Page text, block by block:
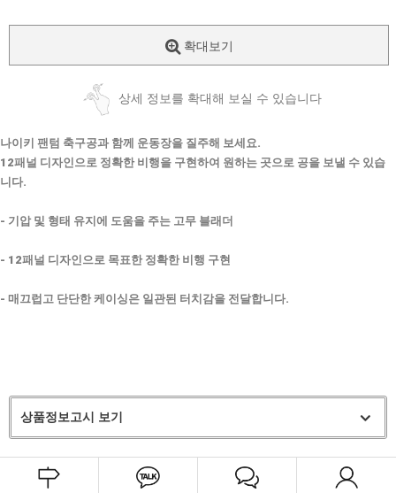
확대보기
상세 정보를 확대해 보실 수 있습니다
나이키 팬텀 축구공과 함께 운동장을 질주해 보세요.
12패널 디자인으로 정확한 비행을 구현하여 원하는 곳으로 공을 보낼 수 있습
니다.
- 기압 및 형태 유지에 도움을 주는 고무 블래더
- 12패널 디자인으로 목표한 정확한 비행 구현
- 매끄럽고 단단한 케이싱은 일관된 터치감을 전달합니다.
상품정보고시 보기